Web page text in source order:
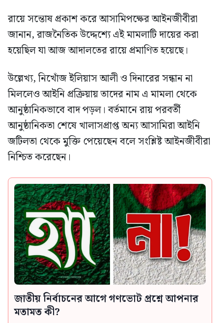
রায়ে সন্তোষ প্রকাশ করে আসামিপক্ষের আইনজীবীরা
জানান, রাজনৈতিক উদ্দেশ্যে এই মামলাটি দায়ের করা
হয়েছিল যা আজ আদালতের রায়ে প্রমাণিত হয়েছে।
উল্লেখ্য, নিখোঁজ ইলিয়াস আলী ও দিনারের সন্ধান না
মিললেও আইনি প্রক্রিয়ায় তাদের নাম এ মামলা থেকে
আনুষ্ঠানিকভাবে বাদ পড়ল। বর্তমানে রায় পরবর্তী
আনুষ্ঠানিকতা শেষে খালাসপ্রাপ্ত অন্য আসামিরা আইনি
জটিলতা থেকে মুক্তি পেয়েছেন বলে সংশ্লিষ্ট আইনজীবীরা
নিশ্চিত করেছেন।
জাতীয় নির্বাচনের আগে গণভোট প্রশ্নে আপনার
মতামত কী?